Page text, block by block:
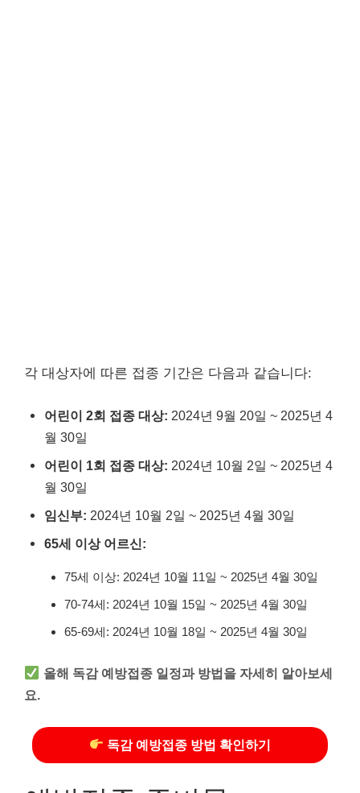
각 대상자에 따른 접종 기간은 다음과 같습니다:
어린이 2회 접종 대상: 2024년 9월 20일 ~ 2025년 4
월 30일
어린이 1회 접종 대상: 2024년 10월 2일 ~ 2025년 4
월 30일
임신부: 2024년 10월 2일 ~ 2025년 4월 30일
65세 이상 어르신:
75세 이상: 2024년 10월 11일 ~ 2025년 4월 30일
70-74세: 2024년 10월 15일 ~ 2025년 4월 30일
65-69세: 2024년 10월 18일 ~ 2025년 4월 30일
올해 독감 예방접종 일정과 방법을 자세히 알아보세
요.
독감 예방접종 방법 확인하기